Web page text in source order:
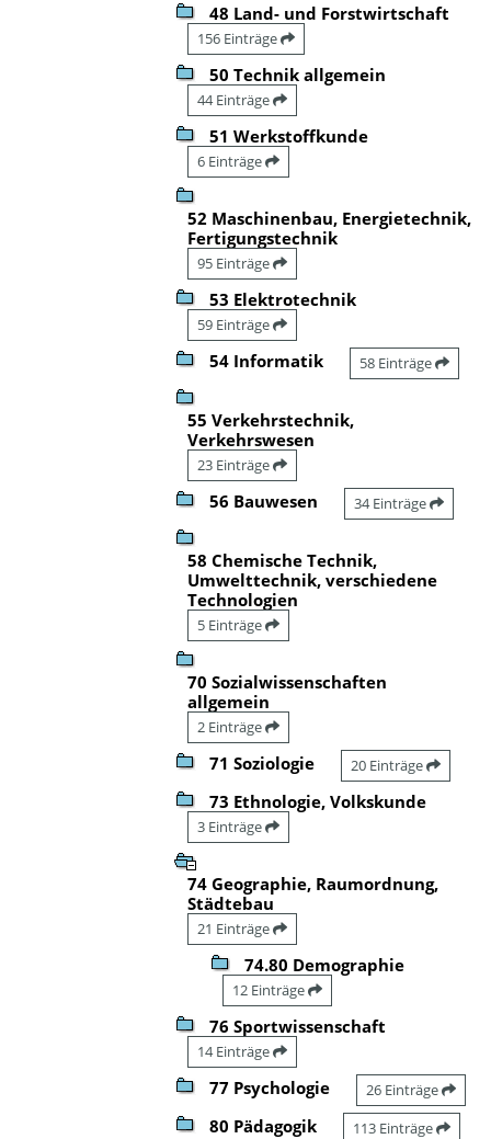
48 Land- und Forstwirtschaft
156 Einträge
50 Technik allgemein
44 Einträge
51 Werkstoffkunde
6 Einträge
52 Maschinenbau, Energietechnik,
Fertigungstechnik
95 Einträge
53 Elektrotechnik
59 Einträge
54 Informatik 58 Einträge
55 Verkehrstechnik,
Verkehrswesen
23 Einträge
56 Bauwesen 34 Einträge
58 Chemische Technik,
Umwelttechnik, verschiedene
Technologien
5 Einträge
70 Sozialwissenschaften
allgemein
2 Einträge
71 Soziologie 20 Einträge
73 Ethnologie, Volkskunde
3 Einträge
74 Geographie, Raumordnung,
Städtebau
21 Einträge
74.80 Demographie
12 Einträge
76 Sportwissenschaft
14 Einträge
77 Psychologie 26 Einträge
80 Pädagogik 113 Einträge